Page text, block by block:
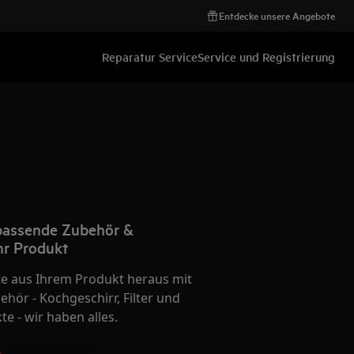
Entdecke unsere Angebote
Reparatur ServiceService und Registrierung
Zubehör &
Produkt
aus Ihrem Produkt heraus mit
- Kochgeschirr, Filter und
- wir haben alles.